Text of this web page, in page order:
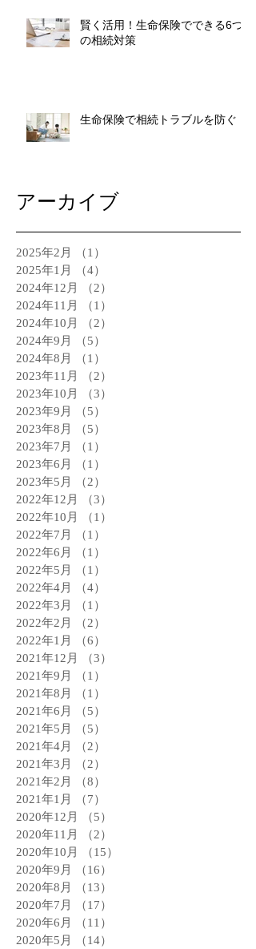
賢く活用！生命保険でできる6つ
の相続対策
生命保険で相続トラブルを防ぐ
アーカイブ
2025年2月 （1）
2025年1月
（4）
2024年12月
（2）
2024年11月
（1）
2024年10月
（2）
2024年9月
（5）
2024年8月
（1）
2023年11月
（2）
2023年10月
（3）
2023年9月
（5）
2023年8月
（5）
2023年7月
（1）
2023年6月
（1）
2023年5月
（2）
2022年12月
（3）
2022年10月
（1）
2022年7月
（1）
2022年6月
（1）
2022年5月
（1）
2022年4月
（4）
2022年3月
（1）
2022年2月
（2）
2022年1月
（6）
2021年12月
（3）
2021年9月
（1）
2021年8月
（1）
2021年6月
（5）
2021年5月
（5）
2021年4月
（2）
2021年3月
（2）
2021年2月
（8）
2021年1月
（7）
2020年12月
（5）
2020年11月
（2）
2020年10月
（15）
2020年9月
（16）
2020年8月
（13）
2020年7月
（17）
2020年6月
（11）
2020年5月
（14）